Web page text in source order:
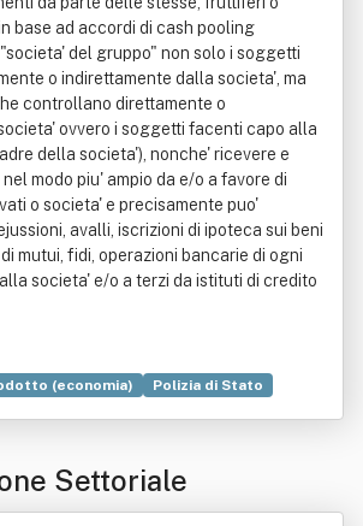
base ad accordi di cash pooling
del gruppo" non solo i soggetti
o indirettamente dalla societa', ma
controllano direttamente o
ovvero i soggetti facenti capo alla
della societa'), nonche' ricevere e
modo piu' ampio da e/o a favore di
o societa' e precisamente puo'
avalli, iscrizioni di ipoteca sui beni
mutui, fidi, operazioni bancarie di ogni
societa' e/o a terzi da istituti di credito
(economia)
Polizia di Stato
Norma giuridica
Settoriale